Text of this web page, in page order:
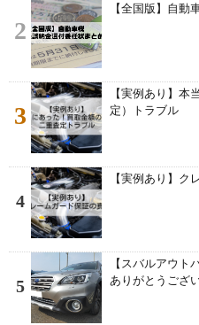
2
【全国版】自動
3
【実例あり】本
定）トラブル
4
【実例あり】ク
5
【スバルアウト
ありがとうござ